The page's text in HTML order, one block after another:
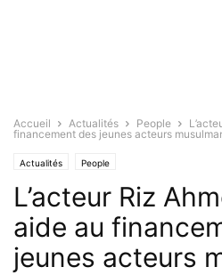
Accueil Actualités People
financement des jeunes acteurs
Actualités People
L’acteur Riz
aide au
jeunes acteurs